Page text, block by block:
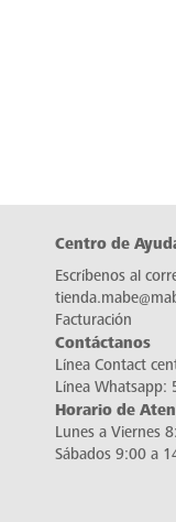
Centro de
Escríbenos al
Facturación
Contáctanos
Línea Contact
Línea Whatsapp:
Horario de
Lunes a Viernes
Sábados 9:00 a